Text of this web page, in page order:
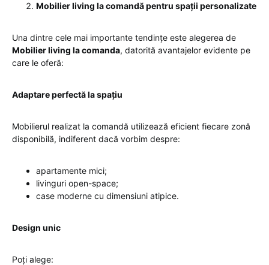
Mobilier living la comandă pentru spații personalizate
Una dintre cele mai importante tendințe este alegerea de
Mobilier living la comanda, datorită avantajelor evidente pe
care le oferă:
Adaptare perfectă la spațiu
Mobilierul realizat la comandă utilizează eficient fiecare zonă
disponibilă, indiferent dacă vorbim despre:
apartamente mici;
livinguri open-space;
case moderne cu dimensiuni atipice.
Design unic
Poți alege: